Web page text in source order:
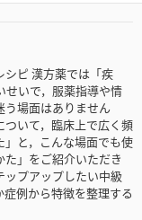
ピ 漢方薬では「疾
せいで，服薬指導や情
う場面はありません
いて，臨床上で広く頻
と，こんな場面でも使
」をご紹介いただき
ップアップしたい中級
例から特徴を整理する